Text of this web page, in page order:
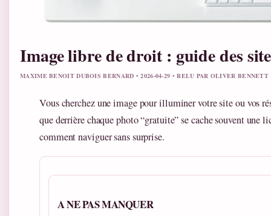
Image libre de droit : guide des
MAXIME BENOIT DUBOIS BERNARD • 2026-04-29 • RELU PAR OLIVER BENNETT
Vous cherchez une image pour illuminer votre site ou vos
que derrière chaque photo “gratuite” se cache souvent
comment naviguer sans surprise.
A NE PAS MANQUER